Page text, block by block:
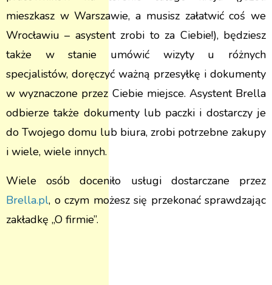
mieszkasz w Warszawie, a musisz załatwić coś we
Wrocławiu – asystent zrobi to za Ciebie!), będziesz
także w stanie umówić wizyty u różnych
specjalistów, doręczyć ważną przesyłkę i dokumenty
w wyznaczone przez Ciebie miejsce. Asystent Brella
odbierze także dokumenty lub paczki i dostarczy je
do Twojego domu lub biura, zrobi potrzebne zakupy
i wiele, wiele innych.
Wiele osób doceniło usługi dostarczane przez
Brella.pl, o czym możesz się przekonać sprawdzając
zakładkę „O firmie”.